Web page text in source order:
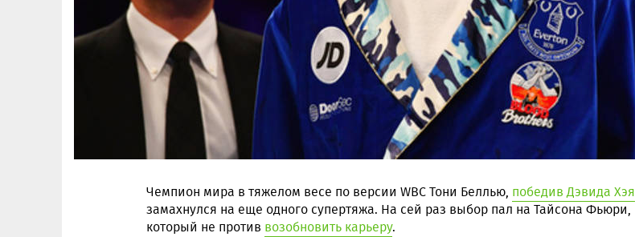
Чемпион мира в тяжелом весе по версии WBC Тони Беллью, победив Дэвида Хэя
замахнулся на еще одного супертяжа. На сей раз выбор пал на Тайсона Фьюри,
который не против возобновить карьеру.